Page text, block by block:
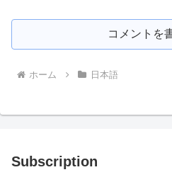
コメントを
ホーム 日本語
Subscription